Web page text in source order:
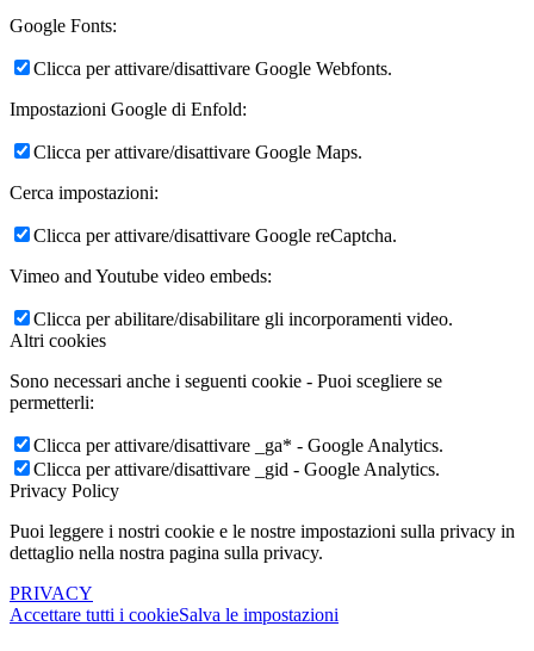
Google Fonts:
Clicca per attivare/disattivare Google Webfonts.
Impostazioni Google di Enfold:
Clicca per attivare/disattivare Google Maps.
Cerca impostazioni:
Clicca per attivare/disattivare Google reCaptcha.
Vimeo and Youtube video embeds:
Clicca per abilitare/disabilitare gli incorporamenti video.
Altri cookies
Sono necessari anche i seguenti cookie - Puoi scegliere se
permetterli:
Clicca per attivare/disattivare _ga* - Google Analytics.
Clicca per attivare/disattivare _gid - Google Analytics.
Privacy Policy
Puoi leggere i nostri cookie e le nostre impostazioni sulla privacy in
dettaglio nella nostra pagina sulla privacy.
PRIVACY
Accettare tutti i cookieSalva le impostazioni